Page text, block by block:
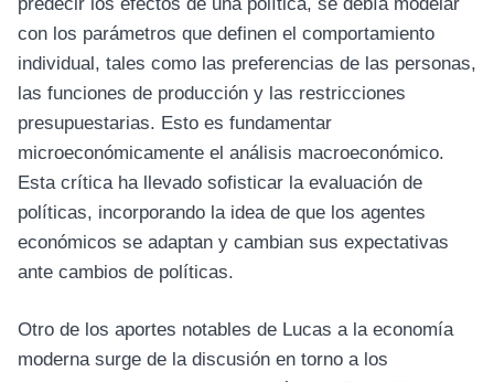
con los parámetros que definen el comportamiento
individual, tales como las preferencias de las personas,
las funciones de producción y las restricciones
presupuestarias. Esto es fundamentar
microeconómicamente el análisis macroeconómico.
Esta crítica ha llevado sofisticar la evaluación de
políticas, incorporando la idea de que los agentes
económicos se adaptan y cambian sus expectativas
ante cambios de políticas.
Otro de los aportes notables de Lucas a la economía
moderna surge de la discusión en torno a los